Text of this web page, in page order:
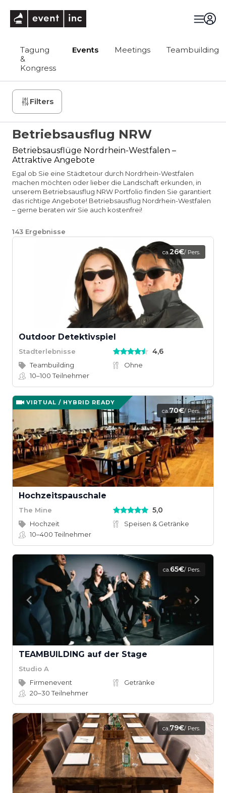
Tagung
&
Kongress
Events Meetings Teambuilding
Filters
Betriebsausflug NRW
Betriebsausflüge Nordrhein-Westfalen –
Attraktive Angebote
Egal ob Sie eine Städtetour durch Nordrhein-Westfalen
machen möchten oder lieber die Landschaft erkunden, in
unserem Betriebsausflug NRW Portfolio finden Sie garantiert
das richtige Angebote! Betriebsausflug Nordrhein-Westfalen
– gerne beraten wir Sie auch kostenfrei!
143 Ergebnisse
ca.26€/ Pers.
Outdoor Detektivspiel
Stadterlebnisse 4,6
Teambuilding
Ohne
10–100Teilnehmer
VIRTUAL / HYBRID READY
ca.70€/ Pers.
Hochzeitspauschale
The Mine 5,0
Hochzeit
Speisen & Getränke
10–400Teilnehmer
ca.65€/ Pers.
TEAMBUILDING auf der Stage
Studio A
Firmenevent
Getränke
20–30Teilnehmer
ca.79€/ Pers.